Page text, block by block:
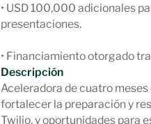
• USD 100,000 adicionales
presentaciones.
• Financiamiento otorgado
Descripción
Aceleradora de cuatro
fortalecer la preparación y
Twilio, y oportunidades para